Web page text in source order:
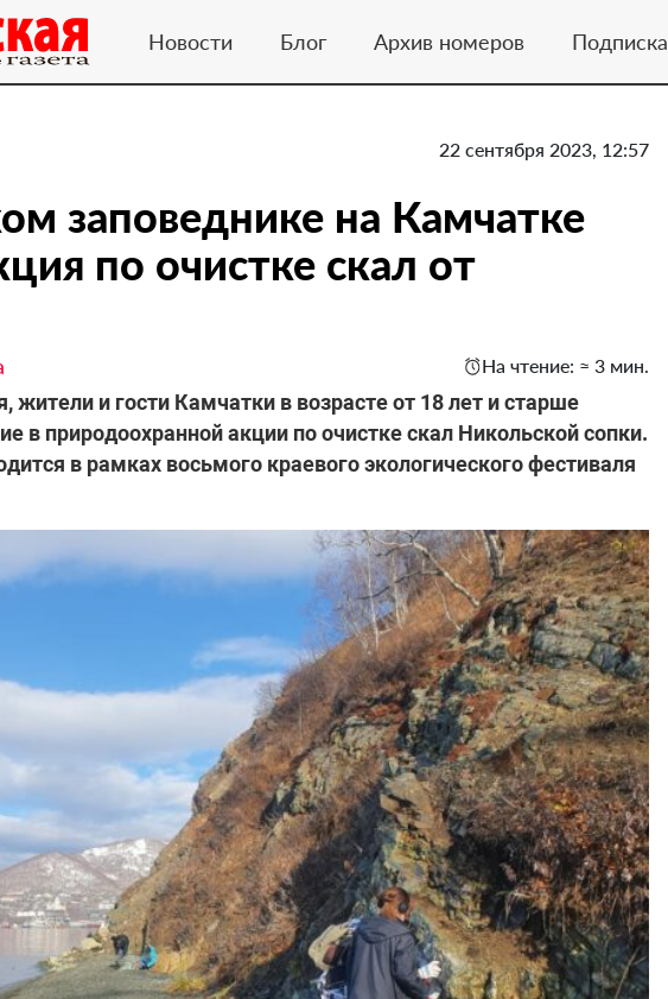
Новости Блог Архив номеров Подписка
22 сентября 2023, 12:57
заповеднике на Камчатке
по очистке скал от
На чтение: ≈ 3 мин.
жители и гости Камчатки в возрасте от 18 лет и старше
в природоохранной акции по очистке скал Никольской сопки.
в рамках восьмого краевого экологического фестиваля